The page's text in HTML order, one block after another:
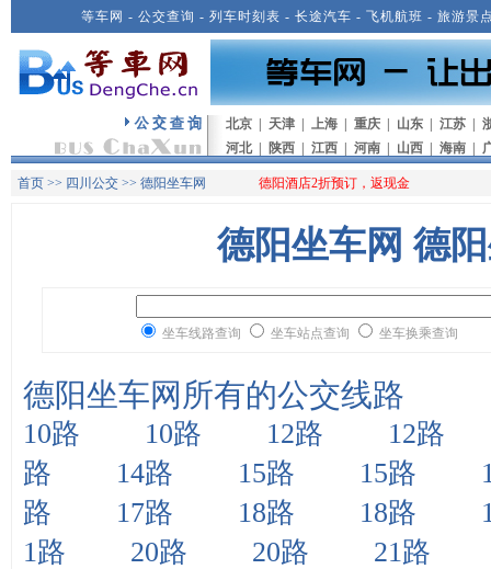
等车网 - 公交查询 - 列车时刻表 - 长途汽车 - 飞机航班 - 旅游景
北京 天津 上海 重庆 山东 江苏
河北
陕西 江西 河南 山西 海南
首页 >> 四川公交 >> 德阳坐车网 德阳酒店2折预订，返现金
德阳坐车网 德
坐车线路查询 坐车站点查询 坐车换乘查询
德阳坐车网所有的公交线路
10路 10路 12路
12路
路
14路 15路 15路
路
17路 18路 18路
1路
20路 20路
21路